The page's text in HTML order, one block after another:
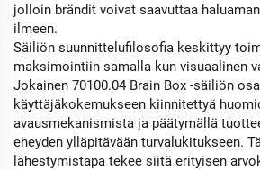
jolloin brändit voivat saavuttaa
ilmeen.
Säiliön suunnittelufilosofia keskittyy
maksimointiin samalla kun visuaalinen
Jokainen 70100.04 Brain Box -säiliön
käyttäjäkokemukseen kiinnitettyä
avausmekanismista ja päätymällä
eheyden ylläpitävään turvalukitukseen.
lähestymistapa tekee siitä erityisen